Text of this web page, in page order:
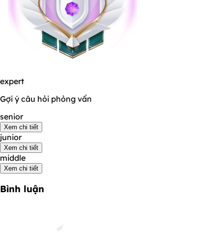
expert
Gợi ý câu hỏi phỏng vấn
senior
Xem chi tiết
junior
Xem chi tiết
middle
Xem chi tiết
Bình luận